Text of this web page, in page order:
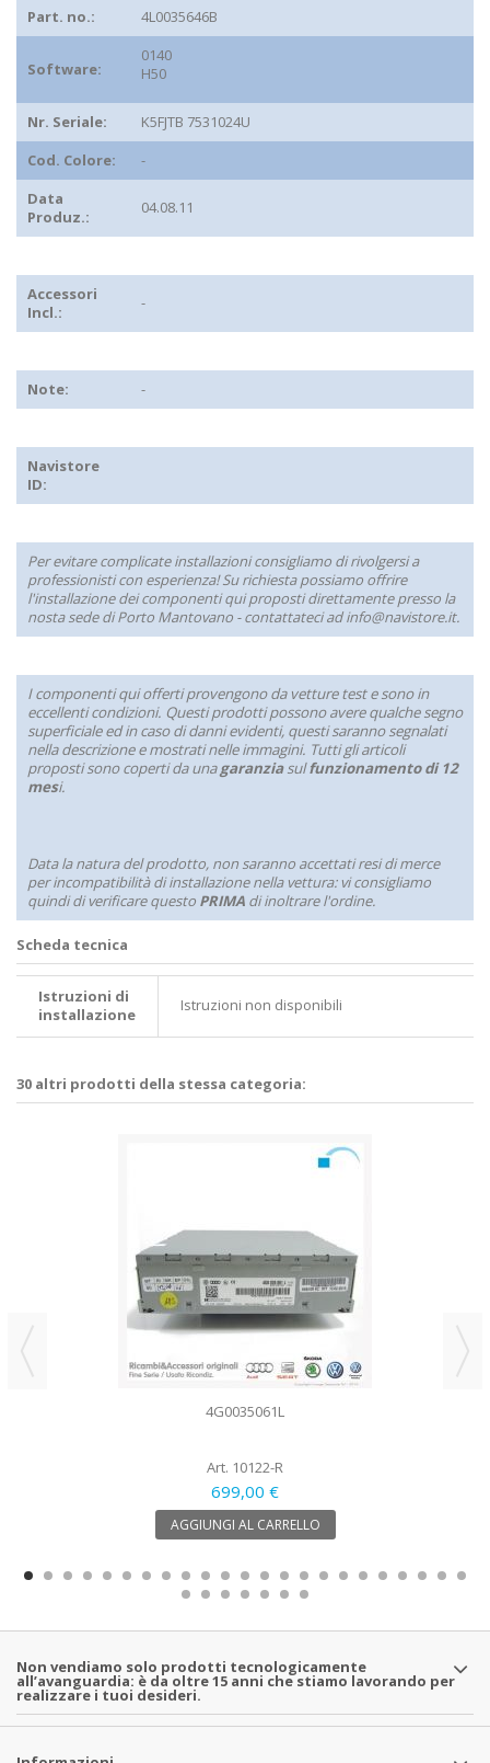
Part. no.: 4L0035646B
Software:
0140
H50
Nr. Seriale:
K5FJTB 7531024U
Cod. Colore:
-
Data
Produz.:
04.08.11
Accessori
Incl.:
-
Note: -
Navistore
ID:
Per evitare complicate installazioni consigliamo di rivolgersi a
professionisti con esperienza! Su richiesta possiamo offrire
l'installazione dei componenti qui proposti direttamente presso la
nosta sede di Porto Mantovano - contattateci ad info@navistore.it.
I componenti qui offerti provengono da vetture test e sono in
eccellenti condizioni. Questi prodotti possono avere qualche segno
superficiale ed in caso di danni evidenti, questi saranno segnalati
nella descrizione e mostrati nelle immagini. Tutti gli articoli
proposti sono coperti da unagaranziasulfunzionamento di 12
mesi.
Data la natura del prodotto, non saranno accettati resi di merce
per incompatibilità di installazione nella vettura: vi consigliamo
quindi di verificare questo PRIMA di inoltrare l'ordine.
Scheda tecnica
Istruzioni di
installazione
Istruzioni non disponibili
30 altri prodotti della stessa categoria:
4G0035061L
Art. 10122-R
699,00 €
AGGIUNGI AL CARRELLO
Non vendiamo solo prodotti tecnologicamente
all’avanguardia: è da oltre 15 anni che stiamo lavorando per
realizzare i tuoi desideri.